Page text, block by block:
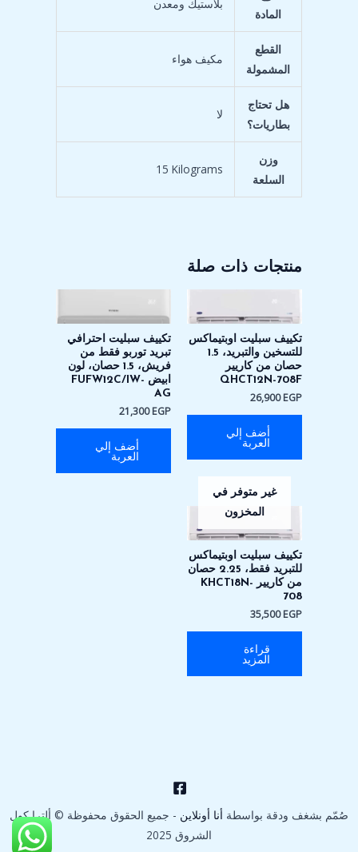
المادة
القطع
المشمولة
هل تحتاج
بطاريات؟
وزن
السلعة
‎15 Kilograms
منتجات ذات صلة
تكييف سبليت اوبتيماكس
للتسخين والتبريد، 1.5
حصان من كاريير
QHCT12N-708F
26,900EGP
أضف إلي
العربة
تكييف سبليت احترافي
تبريد توربو فقط من
فريش، 1.5 حصان، لون
ابيض FUFW12C/IW-
AG
21,300EGP
أضف إلي
العربة
غير متوفر في
المخزون
تكييف سبليت اوبتيماكس
للتبريد فقط، 2.25 حصان
من كاريير KHCT18N-
708
35,500EGP
قراءة
المزيد
صُمّم بشغف ودقة بواسطة أنا أونلاين - جميع الحقوق محفوظة © ألترا كول
الشروق 2025